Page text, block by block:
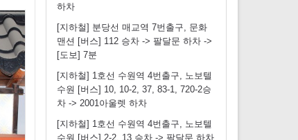
하차
[지하철] 분당선 매교역 7번출구, 문화
맨션 [버스] 112 승차 -> 팔달문 하차 ->
[도보] 7분
[지하철] 1호선 수원역 4번출구, 노보텔
수원 [버스] 10, 10-2, 37, 83-1, 720-2승
차 -> 2001아울렛 하차
[지하철] 1호선 수원역 4번출구, 노보텔
수원 [버스] 2-2, 13 승차 -> 팔달문 하차